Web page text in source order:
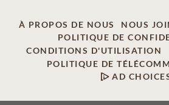
À PROPOS DE NOUS NOUS
POLITIQUE DE
CONDITIONS D'UTILISATION
POLITIQUE DE
AD